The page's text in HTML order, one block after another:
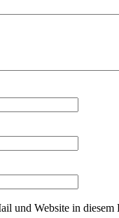
und Website in